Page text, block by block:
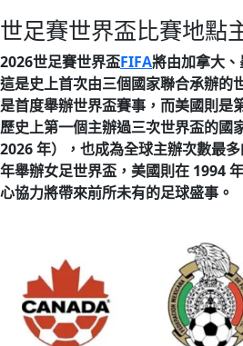
世足賽世界盃比賽地點
2026世足賽世界盃FIFA將由加拿大、
這是史上首次由三個國家聯合承辦的
是首度舉辦世界盃賽事，而美國則是
歷史上第一個主辦過三次世界盃的國
2026 年），也成為全球主辦次數最
年舉辦女足世界盃，美國則在 1994
心協力將帶來前所未有的足球盛事。